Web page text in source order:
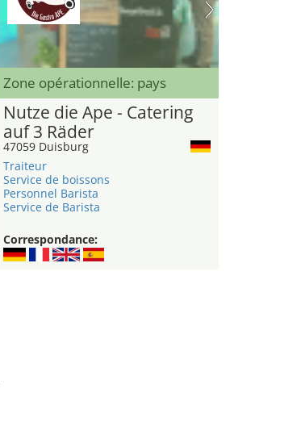
Zone opérationnelle: pays
Nutze die Ape - Catering
auf 3 Räder
47059 Duisburg
Traiteur
Service de boissons
Personnel Barista
Service de Barista
Correspondance: